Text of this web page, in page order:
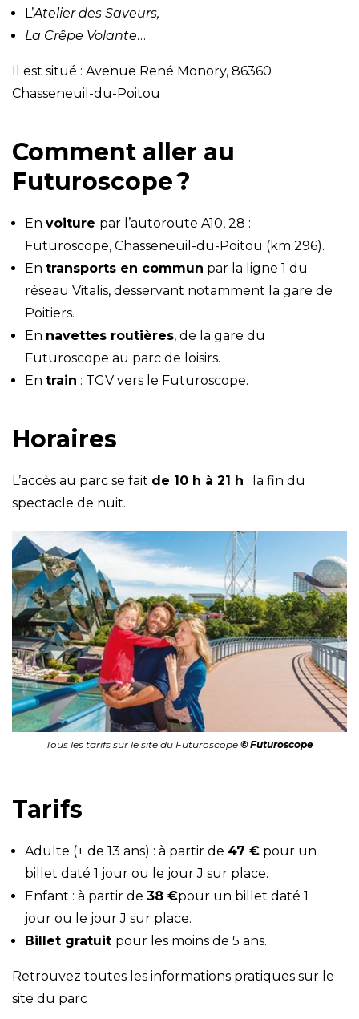
L’Atelier des Saveurs,
La Crêpe Volante…
Il est situé : Avenue René Monory, 86360
Chasseneuil-du-Poitou
Comment aller au
Futuroscope ?
En voiture par l’autoroute A10, 28 :
Futuroscope, Chasseneuil-du-Poitou (km 296).
En transports en commun par la ligne 1 du
réseau Vitalis, desservant notamment la gare de
Poitiers.
En navettes routières, de la gare du
Futuroscope au parc de loisirs.
En train : TGV vers le Futuroscope.
Horaires
L’accès au parc se fait de 10 h à 21 h ; la fin du
spectacle de nuit.
Tous les tarifs sur le site du Futuroscope © Futuroscope
Tarifs
Adulte (+ de 13 ans) : à partir de 47 € pour un
billet daté 1 jour ou le jour J sur place.
Enfant : à partir de 38 €pour un billet daté 1
jour ou le jour J sur place.
Billet gratuit pour les moins de 5 ans.
Retrouvez toutes les informations pratiques sur le
site du parc